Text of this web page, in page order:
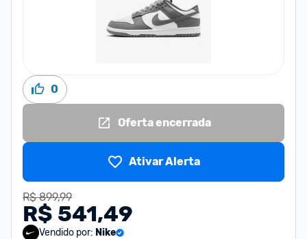
0
Oferta encerrada
Ativar Alerta
R$ 899,99
R$ 541,49
Vendido por: Nike